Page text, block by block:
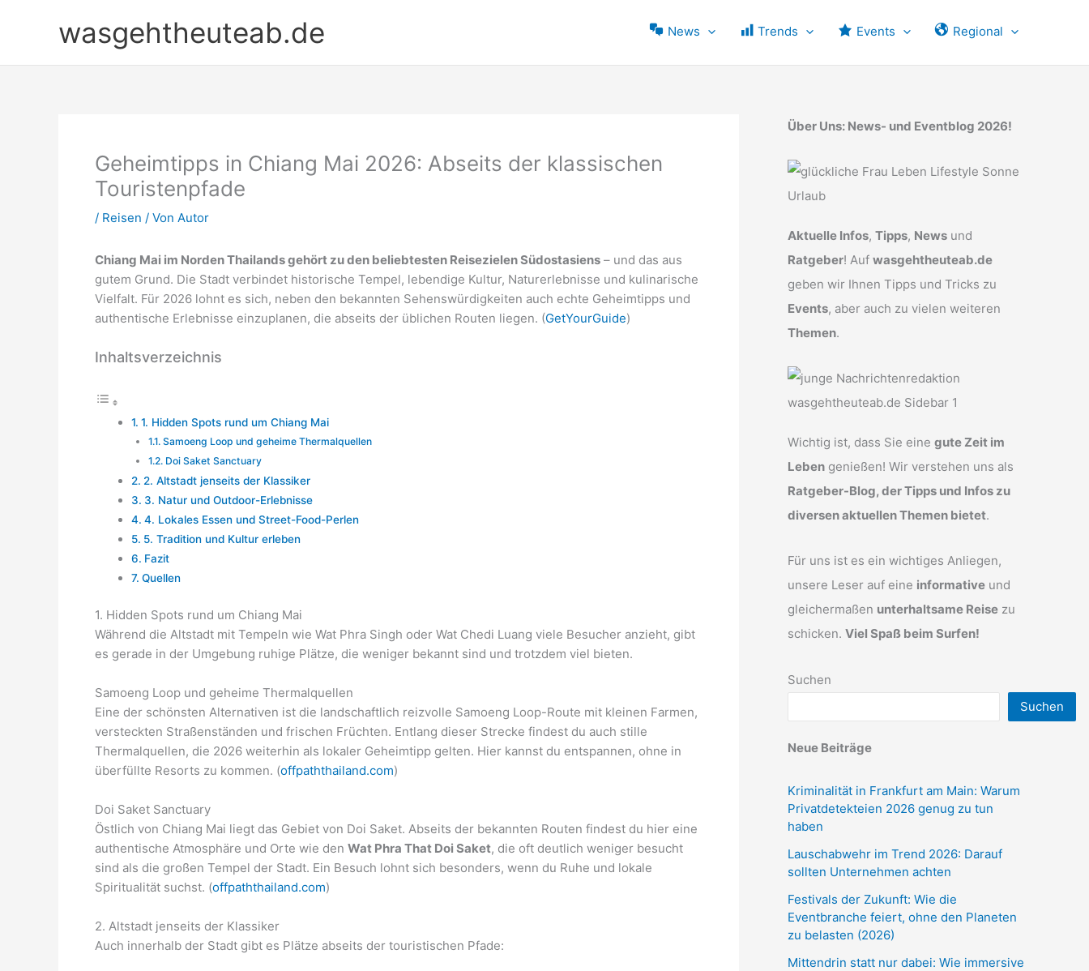
wasgehtheuteab.de News Trends Events Regional
Geheimtipps in Chiang Mai 2026: Abseits der klassischen
Touristenpfade
/ Reisen / Von Autor
Chiang Mai im Norden Thailands gehört zu den beliebtesten Reisezielen Südostasiens – und das aus
gutem Grund. Die Stadt verbindet historische Tempel, lebendige Kultur, Naturerlebnisse und kulinarische
Vielfalt. Für 2026 lohnt es sich, neben den bekannten Sehenswürdigkeiten auch echte Geheimtipps und
authentische Erlebnisse einzuplanen, die abseits der üblichen Routen liegen. (GetYourGuide)
Inhaltsverzeichnis
1. Hidden Spots rund um Chiang Mai
Samoeng Loop und geheime Thermalquellen
Doi Saket Sanctuary
2. Altstadt jenseits der Klassiker
3. Natur und Outdoor-Erlebnisse
4. Lokales Essen und Street-Food-Perlen
5. Tradition und Kultur erleben
Fazit
Quellen
1. Hidden Spots rund um Chiang Mai
Während die Altstadt mit Tempeln wie Wat Phra Singh oder Wat Chedi Luang viele Besucher anzieht, gibt
es gerade in der Umgebung ruhige Plätze, die weniger bekannt sind und trotzdem viel bieten.
Samoeng Loop und geheime Thermalquellen
Eine der schönsten Alternativen ist die landschaftlich reizvolle Samoeng Loop-Route mit kleinen Farmen,
versteckten Straßenständen und frischen Früchten. Entlang dieser Strecke findest du auch stille
Thermalquellen, die 2026 weiterhin als lokaler Geheimtipp gelten. Hier kannst du entspannen, ohne in
überfüllte Resorts zu kommen. (offpaththailand.com)
Doi Saket Sanctuary
Östlich von Chiang Mai liegt das Gebiet von Doi Saket. Abseits der bekannten Routen findest du hier eine
authentische Atmosphäre und Orte wie den Wat Phra That Doi Saket, die oft deutlich weniger besucht
sind als die großen Tempel der Stadt. Ein Besuch lohnt sich besonders, wenn du Ruhe und lokale
Spiritualität suchst. (offpaththailand.com)
2. Altstadt jenseits der Klassiker
Auch innerhalb der Stadt gibt es Plätze abseits der touristischen Pfade:
Über Uns: News- und Eventblog 2026!
Aktuelle Infos, Tipps, News und
Ratgeber! Auf wasgehtheuteab.de
geben wir Ihnen Tipps und Tricks zu
Events, aber auch zu vielen weiteren
Themen.
Wichtig ist, dass Sie eine gute Zeit im
Leben genießen! Wir verstehen uns als
Ratgeber-Blog, der Tipps und Infos zu
diversen aktuellen Themen bietet.
Für uns ist es ein wichtiges Anliegen,
unsere Leser auf eine informative und
gleichermaßen unterhaltsame Reise zu
schicken. Viel Spaß beim Surfen!
Suchen
Suchen
Neue Beiträge
Kriminalität in Frankfurt am Main: Warum
Privatdetekteien 2026 genug zu tun
haben
Lauschabwehr im Trend 2026: Darauf
sollten Unternehmen achten
Festivals der Zukunft: Wie die
Eventbranche feiert, ohne den Planeten
zu belasten (2026)
Mittendrin statt nur dabei: Wie immersive